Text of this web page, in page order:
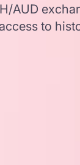
AUD
to